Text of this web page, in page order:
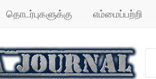
தொடர்புகளுக்கு எம்மைப்பற்றி